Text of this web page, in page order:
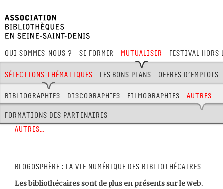
Qui sommes-nous ? Se former Mutualiser
Sélections thématiques
Bibliographies Discographies Filmographies Autres…
Les bons plans Offres d’emplois
Dans les bibliothèques Dispositifs Salons / Festivals
Formations des partenaires
Festival Hors
Autres…
BLOGOSPHÈRE : LA VIE NUMÉRIQUE DES BIBLIOTHÉCAIRES
Les bibliothécaires sont de plus en présents sur le web.